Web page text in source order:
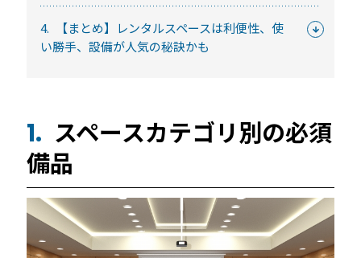
4.
【まとめ】レンタルスペースは利便性、使
い勝手、設備が人気の秘訣かも
1. スペースカテゴリ別の必須
備品
スマートロックと結露・錆（サビ）の問題
を徹底解説！防水・防錆について知ってお
【まとめ】スマートロック解説 今年度こ
そ、ビジネスにスマートロック！
スマートロックとは？カギのIoT化、仕組み
とメリットを解説！